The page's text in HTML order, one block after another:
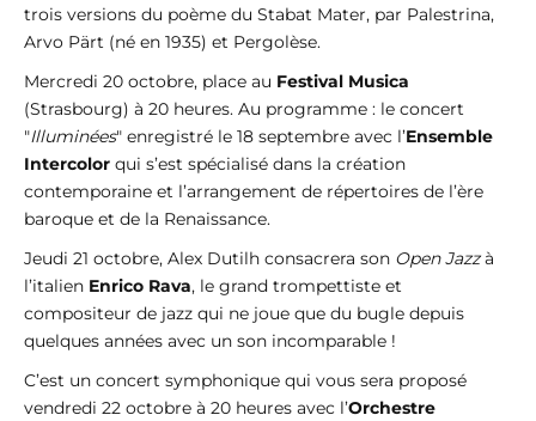
trois versions du poème du Stabat Mater, par Palestrina,
Arvo Pärt (né en 1935) et Pergolèse.
Mercredi 20 octobre, place au Festival Musica
(Strasbourg) à 20 heures. Au programme : le concert
"Illuminées" enregistré le 18 septembre avec l’Ensemble
Intercolor qui s’est spécialisé dans la création
contemporaine et l’arrangement de répertoires de l’ère
baroque et de la Renaissance.
Jeudi 21 octobre, Alex Dutilh consacrera son Open Jazzà
l’italien Enrico Rava, le grand trompettiste et
compositeur de jazz qui ne joue que du bugle depuis
quelques années avec un son incomparable !
C’est un concert symphonique qui vous sera proposé
vendredi 22 octobre à 20 heures avec l’Orchestre